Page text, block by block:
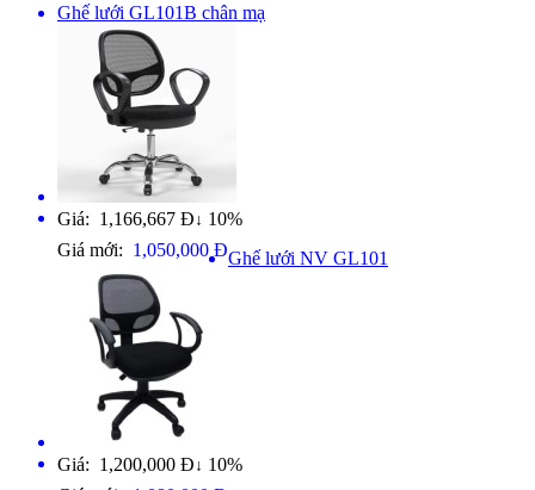
Ghế lưới GL101B chân mạ
Giá: 1,166,667 Đ ↓ 10%
Giá mới: 1,050,000 ĐGhế lưới NV GL101
Giá: 1,200,000 Đ ↓ 10%